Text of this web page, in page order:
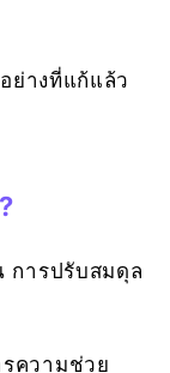
ย่างที่แก้แล้ว
การปรับสมดุล
ความช่วย